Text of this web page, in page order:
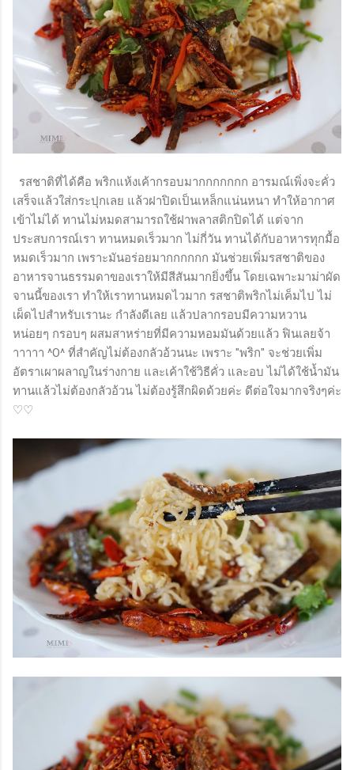
รสชาติที่ได้คือ พริกแห้งเค้ากรอบมากกกกกกก อารมณ์เพิ่งจะคั่ว
เสร็จแล้วใส่กระปุกเลย แล้วฝาปิดเป็นเหล็กแน่นหนา ทำให้อากาศ
เข้าไม่ได้ ทานไม่หมดสามารถใช้ฝาพลาสติกปิดได้ แต่จาก
ประสบการณ์เรา ทานหมดเร็วมาก ไม่กี่วัน ทานได้กับอาหารทุกมื้อ
หมดเร็วมาก เพราะมันอร่อยมากกกกกก มันช่วยเพิ่มรสชาติของ
อาหารจานธรรมดาของเราให้มีสีสันมากยิ่งขึ้น โดยเฉพาะมาม่าผัด
จานนี้ของเรา ทำให้เราทานหมดไวมาก รสชาติพริกไม่เค็มไป ไม่
เผ็ดไปสำหรับเรานะ กำลังดีเลย แล้วปลากรอบมีความหวาน
หน่อยๆ กรอบๆ ผสมสาหร่ายที่มีความหอมมันด้วยแล้ว ฟินเลยจ้า
าาาาา ^O^ ที่สำคัญไม่ต้องกลัวอ้วนนะ เพราะ "พริก" จะช่วยเพิ่ม
อัตราเผาผลาญในร่างกาย และเค้าใช้วิธีคั่ว และอบ ไม่ได้ใช้น้ำมัน
ทานแล้วไม่ต้องกลัวอ้วน ไม่ต้องรู้สึกผิดด้วยค่ะ ดีต่อใจมากจริงๆค่ะ
♡♡